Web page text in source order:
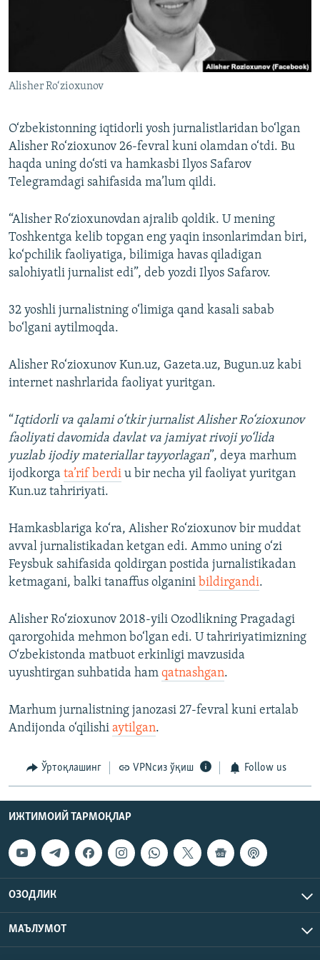
Alisher Ro‘zioxunov
O‘zbekistonning iqtidorli yosh jurnalistlaridan bo‘lgan
Alisher Ro‘zioxunov 26-fevral kuni olamdan o‘tdi. Bu
haqda uning do‘sti va hamkasbi Ilyos Safarov
Telegramdagi sahifasida ma’lum qildi.
“Alisher Ro‘zioxunovdan ajralib qoldik. U mening
Toshkentga kelib topgan eng yaqin insonlarimdan biri,
ko‘pchilik faoliyatiga, bilimiga havas qiladigan
salohiyatli jurnalist edi”, deb yozdi Ilyos Safarov.
32 yoshli jurnalistning o‘limiga qand kasali sabab
bo‘lgani aytilmoqda.
Alisher Ro‘zioxunov Kun.uz, Gazeta.uz, Bugun.uz kabi
internet nashrlarida faoliyat yuritgan.
“Iqtidorli va qalami o‘tkir jurnalist Alisher Ro‘zioxunov
faoliyati davomida davlat va jamiyat rivoji yo‘lida
yuzlab ijodiy materiallar tayyorlagan”, deya marhum
ijodkorga ta’rif berdi u bir necha yil faoliyat yuritgan
Kun.uz tahririyati.
Hamkasblariga ko‘ra, Alisher Ro‘zioxunov bir muddat
avval jurnalistikadan ketgan edi. Ammo uning o‘zi
Feysbuk sahifasida qoldirgan postida jurnalistikadan
ketmagani, balki tanaffus olganini bildirgandi.
Alisher Ro‘zioxunov 2018-yili Ozodlikning Pragadagi
qarorgohida mehmon bo‘lgan edi. U tahririyatimizning
O‘zbekistonda matbuot erkinligi mavzusida
uyushtirgan suhbatida ham qatnashgan.
Marhum jurnalistning janozasi 27-fevral kuni ertalab
Andijonda o‘qilishi aytilgan.
Ўртоқлашинг VPNсиз ўқиш Follow us
ИЖТИМОИЙ ТАРМОҚЛАР
ОЗОДЛИК
МАЪЛУМОТ